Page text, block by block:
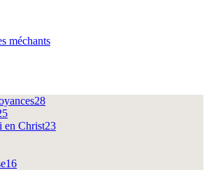
méchants
28
en Christ23
16